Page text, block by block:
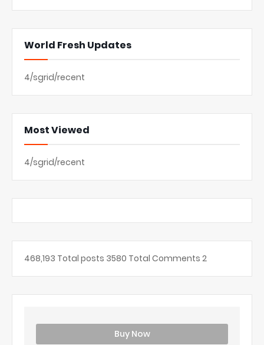
World Fresh Updates
4/sgrid/recent
Most Viewed
4/sgrid/recent
468,193 Total posts 3580 Total Comments 2
Buy Now